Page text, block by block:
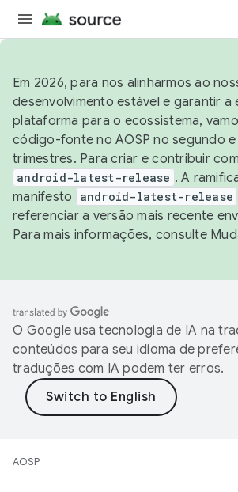
Em 2026, para nos alinharmos ao
desenvolvimento estável e garantir a
plataforma para o ecossistema,
código-fonte no AOSP no segundo
trimestres. Para criar e contribuir
android-latest-release . A
manifesto
android-latest-release
referenciar a versão mais recente
Para mais informações, consulte
O Google usa tecnologia de IA na
conteúdos para seu idioma de
traduções com IA podem ter erros.
AOSP